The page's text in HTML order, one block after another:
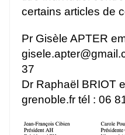
certains articles de
Pr Gisèle APTER
gisele.apter@
37
Dr Raphaël BRIOT
grenoble.fr tél : 06